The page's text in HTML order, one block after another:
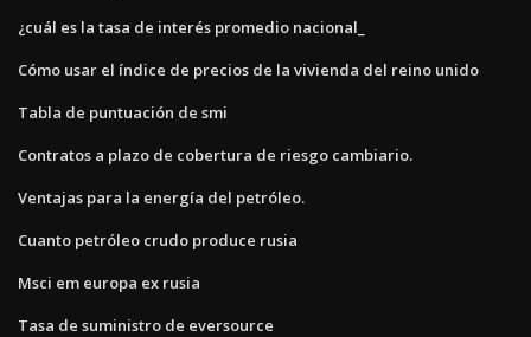
¿cuál es la tasa de interés promedio nacional_
Cómo usar el índice de precios de la vivienda del reino unido
Tabla de puntuación de smi
Contratos a plazo de cobertura de riesgo cambiario.
Ventajas para la energía del petróleo.
Cuanto petróleo crudo produce rusia
Msci em europa ex rusia
Tasa de suministro de eversource